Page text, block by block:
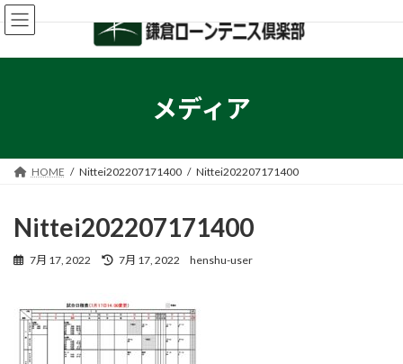
コ
ン
ン
ナ
ビ
ー
メディア
HOME Nittei202207171400 Nittei202207171400
Nittei202207171400
7月 17, 2022
最
新
日
時
:
7月 17, 2022 henshu-user